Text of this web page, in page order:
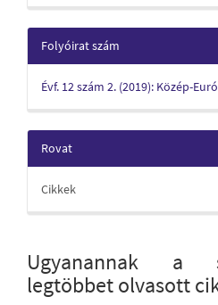
Folyóirat szám
Évf. 12 szám 2. (2019): Közép-
Rovat
Cikkek
Ugyanannak a
legtöbbet olvasott